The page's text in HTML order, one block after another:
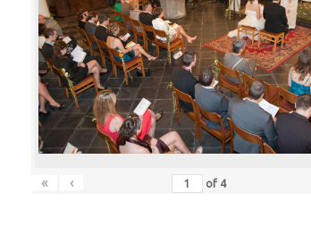
« ‹ of 4